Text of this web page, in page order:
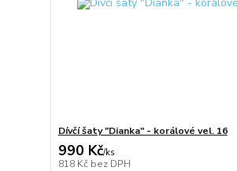
Dívčí šaty "Dianka" - korálové vel. 16
990 Kč/ks
818 Kč bez DPH